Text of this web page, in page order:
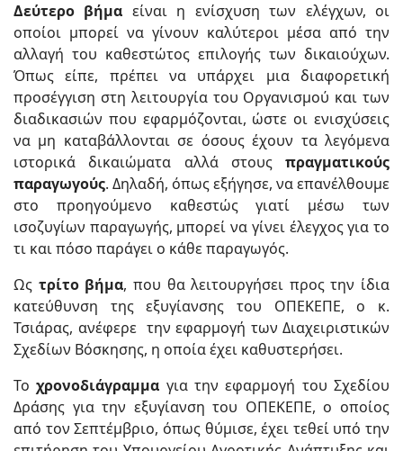
Δεύτερο βήμα είναι η ενίσχυση των ελέγχων, οι
οποίοι μπορεί να γίνουν καλύτεροι μέσα από την
αλλαγή του καθεστώτος επιλογής των δικαιούχων.
Όπως είπε, πρέπει να υπάρχει μια διαφορετική
προσέγγιση στη λειτουργία του Οργανισμού και των
διαδικασιών που εφαρμόζονται, ώστε οι ενισχύσεις
να μη καταβάλλονται σε όσους έχουν τα λεγόμενα
ιστορικά δικαιώματα αλλά στους πραγματικούς
παραγωγούς. Δηλαδή, όπως εξήγησε, να επανέλθουμε
στο προηγούμενο καθεστώς γιατί μέσω των
ισοζυγίων παραγωγής, μπορεί να γίνει έλεγχος για το
τι και πόσο παράγει ο κάθε παραγωγός.
Ως τρίτο βήμα, που θα λειτουργήσει προς την ίδια
κατεύθυνση της εξυγίανσης του ΟΠΕΚΕΠΕ, ο κ.
Τσιάρας, ανέφερε την εφαρμογή των Διαχειριστικών
Σχεδίων Βόσκησης, η οποία έχει καθυστερήσει.
Τοχρονοδιάγραμμα για την εφαρμογή του Σχεδίου
Δράσης για την εξυγίανση του ΟΠΕΚΕΠΕ, ο οποίος
από τον Σεπτέμβριο, όπως θύμισε, έχει τεθεί υπό την